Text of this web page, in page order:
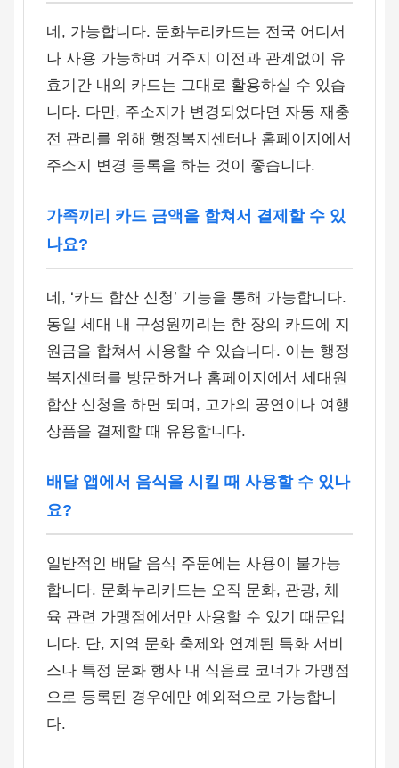
네, 가능합니다. 문화누리카드는 전국 어디서
나 사용 가능하며 거주지 이전과 관계없이 유
효기간 내의 카드는 그대로 활용하실 수 있습
니다. 다만, 주소지가 변경되었다면 자동 재충
전 관리를 위해 행정복지센터나 홈페이지에서
주소지 변경 등록을 하는 것이 좋습니다.
가족끼리 카드 금액을 합쳐서 결제할 수 있
나요?
네, ‘카드 합산 신청’ 기능을 통해 가능합니다.
동일 세대 내 구성원끼리는 한 장의 카드에 지
원금을 합쳐서 사용할 수 있습니다. 이는 행정
복지센터를 방문하거나 홈페이지에서 세대원
합산 신청을 하면 되며, 고가의 공연이나 여행
상품을 결제할 때 유용합니다.
배달 앱에서 음식을 시킬 때 사용할 수 있나
요?
일반적인 배달 음식 주문에는 사용이 불가능
합니다. 문화누리카드는 오직 문화, 관광, 체
육 관련 가맹점에서만 사용할 수 있기 때문입
니다. 단, 지역 문화 축제와 연계된 특화 서비
스나 특정 문화 행사 내 식음료 코너가 가맹점
으로 등록된 경우에만 예외적으로 가능합니
다.